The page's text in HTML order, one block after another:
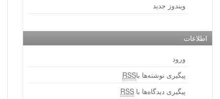
ویندوز جدید
اطلاعات
ورود
پیگیری نوشته‌ها باRSS
پیگیری دیدگاه‌ها با RSS